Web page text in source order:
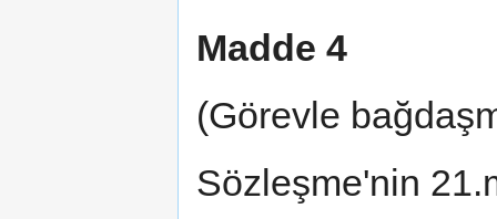
Madde 4
(Görevle
Sözleşme'nin